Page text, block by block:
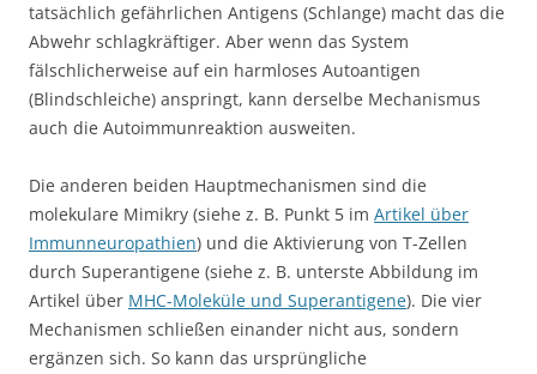
tatsächlich gefährlichen Antigens (Schlange) macht das die
Abwehr schlagkräftiger. Aber wenn das System
fälschlicherweise auf ein harmloses Autoantigen
(Blindschleiche) anspringt, kann derselbe Mechanismus
auch die Autoimmunreaktion ausweiten.
Die anderen beiden Hauptmechanismen sind die
molekulare Mimikry (siehe z. B. Punkt 5 im Artikel über
Immunneuropathien) und die Aktivierung von T-Zellen
durch Superantigene (siehe z. B. unterste Abbildung im
Artikel über MHC-Moleküle und Superantigene). Die vier
Mechanismen schließen einander nicht aus, sondern
ergänzen sich. So kann das ursprüngliche